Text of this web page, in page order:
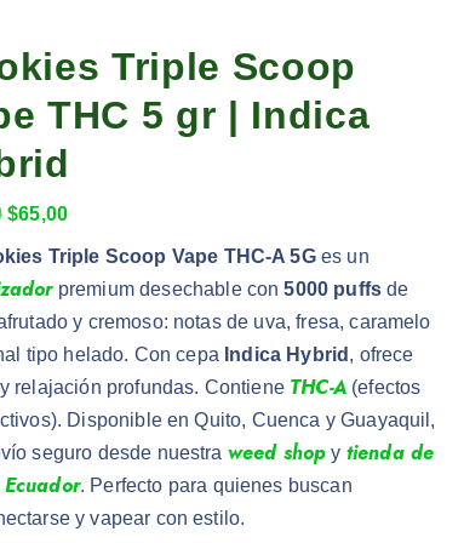
Triple Scoop
THC 5 gr | Indica
$65,00
Triple Scoop Vape THC-A 5Ges un
premium desechable con5000 puffs de
y cremoso: notas de uva, fresa, caramelo
tipo helado. Con cepa Indica Hybrid , ofrece
relajación profundas. Contiene THC-A(efectos
Disponible en Quito, Cuenca y Guayaquil,
seguro desde nuestra weed shop y tienda de
. Perfecto para quienes buscan
y vapear con estilo.